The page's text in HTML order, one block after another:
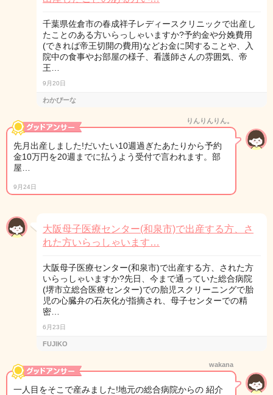
千葉県佐倉市の春成祥子レディースクリニックで出産し
たことのある方いらっしゃいますか?予約金や分娩費用
(できれば帝王切開の費用)などお金に関することや、入
院中の食事やお部屋の様子、看護師さんの雰囲気、帝
王…
9月20日
わかぴーな
りんりんりん。
先月出産しました!だいたい10週過ぎたあたりから予約
金10万円を20週までに払うよう受付で言われます。部
屋…
9月24日
大阪母子医療センター(和泉市)で出産する方、さ
れた方いらっしゃいます…
大阪母子医療センター(和泉市)で出産する方、された方
いらっしゃいますか?先日、今まで通っていた総合病院
(堺市立総合医療センター)での胎児スクリーニングで胎
児の心臓弁の石灰化が指摘され、母子センターでの精
密…
6月23日
FUJIKO
wakana
一人目をそこで産みました!地元の総合病院からの 紹介